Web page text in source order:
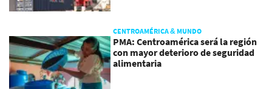
CENTROAMÉRICA & MUNDO
PMA: Centroamérica será la región
con mayor deterioro de seguridad
alimentaria